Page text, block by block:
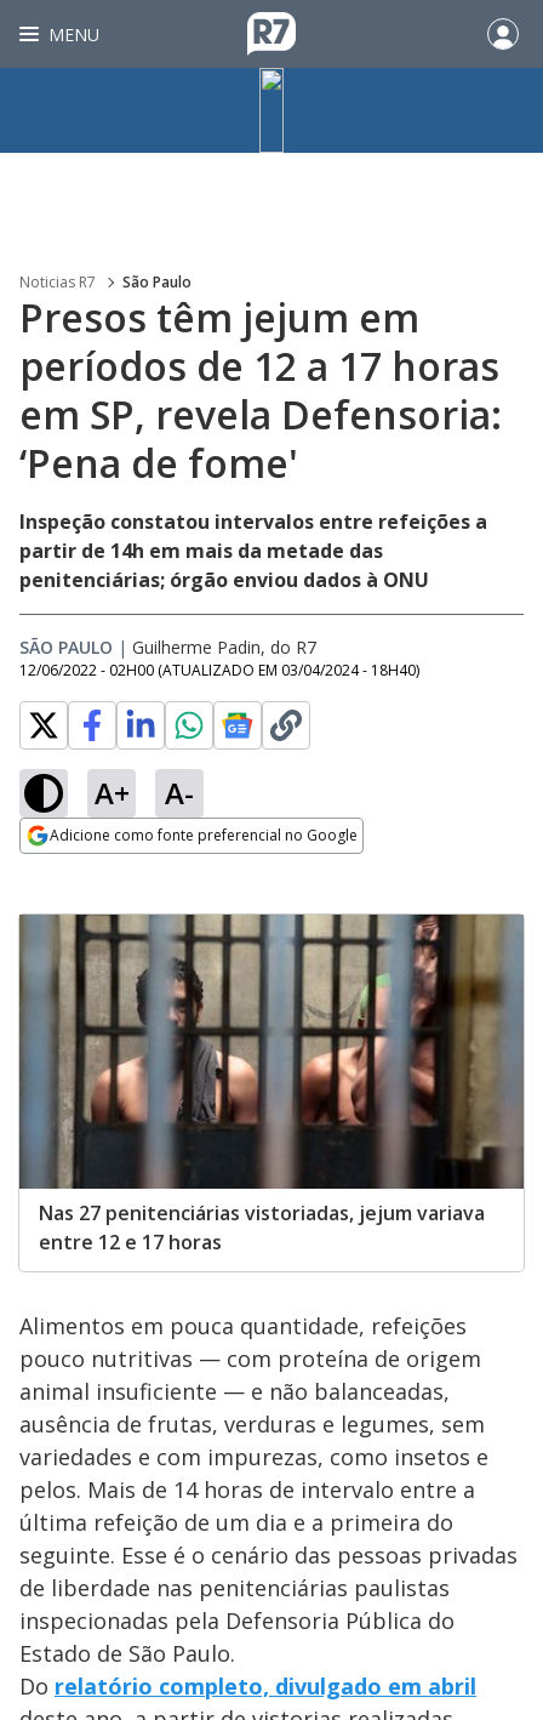
MENU
Noticias R7 São Paulo
Presos têm jejum em
períodos de 12 a 17 horas
em SP, revela Defensoria:
‘Pena de fome'
Inspeção constatou intervalos entre refeições a
partir de 14h em mais da metade das
penitenciárias; órgão enviou dados à ONU
SÃO PAULO | Guilherme Padin, do R7
12/06/2022 - 02H00 (ATUALIZADO EM 03/04/2024 - 18H40)
A+ A-
Adicione como fonte preferencial no Google
Nas 27 penitenciárias vistoriadas, jejum variava
entre 12 e 17 horas
Alimentos em pouca quantidade, refeições
pouco nutritivas — com proteína de origem
animal insuficiente — e não balanceadas,
ausência de frutas, verduras e legumes, sem
variedades e com impurezas, como insetos e
pelos. Mais de 14 horas de intervalo entre a
última refeição de um dia e a primeira do
seguinte. Esse é o cenário das pessoas privadas
de liberdade nas penitenciárias paulistas
inspecionadas pela Defensoria Pública do
Estado de São Paulo.
Do relatório completo, divulgado em abril